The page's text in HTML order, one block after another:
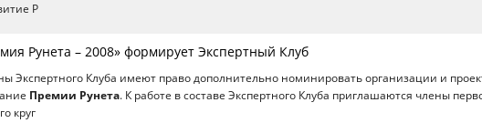
Р
Рунета – 2008» формирует Экспертный Клуб
Экспертного Клуба имеют право дополнительно номинировать организации и
Премии Рунета. К работе в составе Экспертного Клуба приглашаются члены
круг